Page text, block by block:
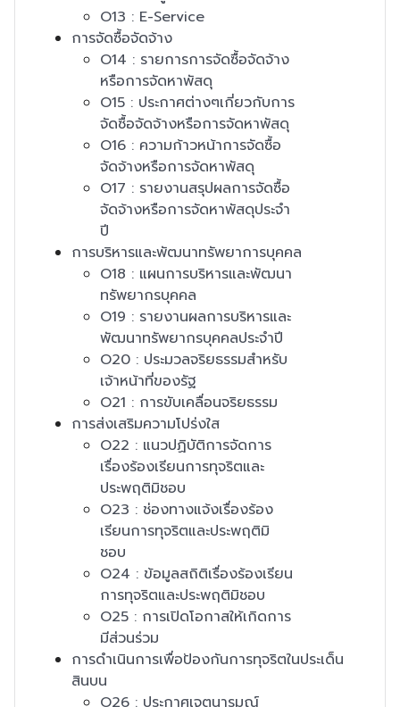
O13 : E-Service
การจัดซื้อจัดจ้าง
O14 : รายการการจัดซื้อจัดจ้าง
หรือการจัดหาพัสดุ
O15 : ประกาศต่างๆเกี่ยวกับการ
จัดซื้อจัดจ้างหรือการจัดหาพัสดุ
O16 : ความก้าวหน้าการจัดซื้อ
จัดจ้างหรือการจัดหาพัสดุ
O17 : รายงานสรุปผลการจัดซื้อ
จัดจ้างหรือการจัดหาพัสดุประจำ
ปี
การบริหารและพัฒนาทรัพยาการบุคคล
O18 : แผนการบริหารและพัฒนา
ทรัพยากรบุคคล
O19 : รายงานผลการบริหารและ
พัฒนาทรัพยากรบุคคลประจำปี
O20 : ประมวลจริยธรรมสำหรับ
เจ้าหน้าที่ของรัฐ
O21 : การขับเคลื่อนจริยธรรม
การส่งเสริมความโปร่งใส
O22 : แนวปฏิบัติการจัดการ
เรื่องร้องเรียนการทุจริตและ
ประพฤติมิชอบ
O23 : ช่องทางแจ้งเรื่องร้อง
เรียนการทุจริตและประพฤติมิ
ชอบ
O24 : ข้อมูลสถิติเรื่องร้องเรียน
การทุจริตและประพฤติมิชอบ
O25 : การเปิดโอกาสให้เกิดการ
มีส่วนร่วม
การดำเนินการเพื่อป้องกันการทุจริตในประเด็น
สินบน
O26 : ประกาศเจตนารมณ์